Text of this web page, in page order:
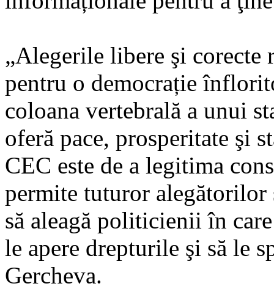
„Alegerile libere şi corecte
pentru o democrație
coloana vertebrală a unui
oferă pace, prosperitate şi
CEC este de a legitima
permite tuturor
să aleagă politicienii în
le apere drepturile şi să le
Gercheva.